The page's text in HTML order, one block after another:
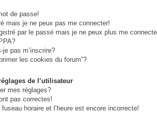
de passe!
mais je ne peux pas me connecter!
par le passé mais je ne peux plus me
je pas m’inscrire?
les cookies du forum”?
de l’utilisateur
mes réglages?
pas correctes!
fuseau horaire et l’heure est encore incorrecte!